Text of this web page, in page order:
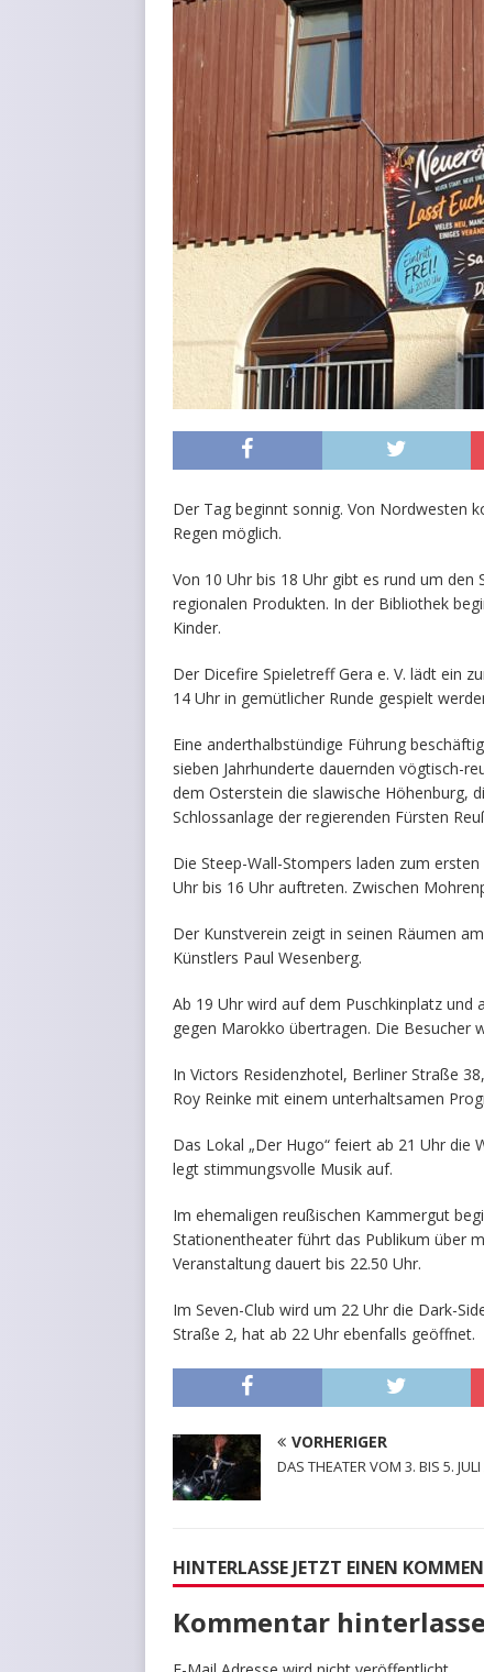
Der Tag beginnt sonnig. Von Nordwesten
Regen möglich.
Von 10 Uhr bis 18 Uhr gibt es rund um
regionalen Produkten. In der Bibliothek
Kinder.
Der Dicefire Spieletreff Gera e. V. lädt ein
14 Uhr in gemütlicher Runde gespielt
Eine anderthalbstündige Führung
sieben Jahrhunderte dauernden vögtisch-
dem Osterstein die slawische Höhenburg,
Schlossanlage der regierenden Fürsten
Die Steep-Wall-Stompers laden zum
Uhr bis 16 Uhr auftreten. Zwischen
Der Kunstverein zeigt in seinen Räumen
Künstlers Paul Wesenberg.
Ab 19 Uhr wird auf dem Puschkinplatz und
gegen Marokko übertragen. Die Besucher
In Victors Residenzhotel, Berliner Straße
Roy Reinke mit einem unterhaltsamen
Das Lokal „Der Hugo“ feiert ab 21 Uhr die
legt stimmungsvolle Musik auf.
Im ehemaligen reußischen Kammergut
Stationentheater führt das Publikum über
Veranstaltung dauert bis 22.50 Uhr.
Im Seven-Club wird um 22 Uhr die Dark-
Straße 2, hat ab 22 Uhr ebenfalls geöffnet.
VORHERIGER
DAS THEATER VOM 3. BIS 5.
HINTERLASSE JETZT EINEN
Kommentar